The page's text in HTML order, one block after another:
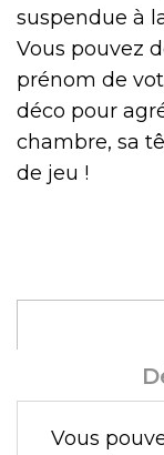
suspendue à
Vous pouvez
prénom de
déco pour
chambre, sa
de jeu !
Vous